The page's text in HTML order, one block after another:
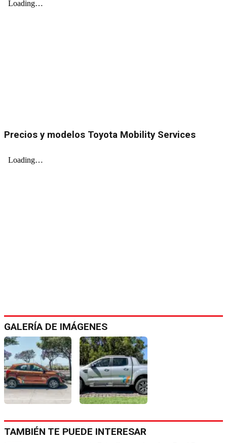
Precios y modelos Toyota Mobility Services
GALERÍA DE IMÁGENES
TAMBIÉN TE PUEDE INTERESAR